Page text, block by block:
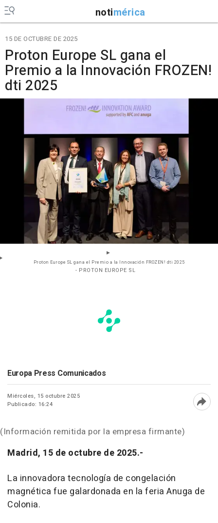
notimérica
15 DE OCTUBRE DE 2025
Proton Europe SL gana el
Premio a la Innovación FROZEN!
dti 2025
Proton Europe SL gana el Premio a la Innovación FROZEN! dti 2025
- PROTON EUROPE SL
Europa Press Comunicados
Miércoles, 15 octubre 2025
Publicado: 16:24
(Información remitida por la empresa firmante)
Madrid, 15 de octubre de 2025.-
La innovadora tecnología de congelación
magnética fue galardonada en la feria Anuga de
Colonia.